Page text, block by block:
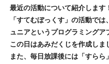
最近の活動について紹介します
「すてむぼっくす」の活動で
ュニアというプログラミングア
この日はあみだくじを作成しま
また、毎日放課後には「すら